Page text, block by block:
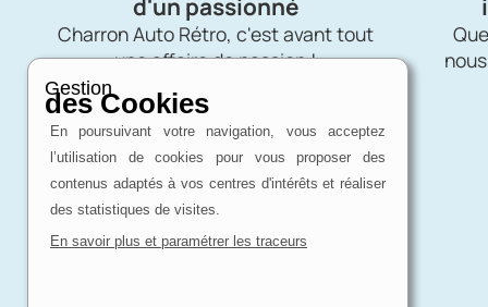
d'un passionné
Charron Auto Rétro, c'est avant tout
une affaire de passion !
Gestion
des Cookies
En poursuivant votre navigation, vous acceptez
l’utilisation de cookies pour vous proposer des
contenus adaptés à vos centres d'intérêts et réaliser
des statistiques de visites.
En savoir plus et paramétrer les traceurs